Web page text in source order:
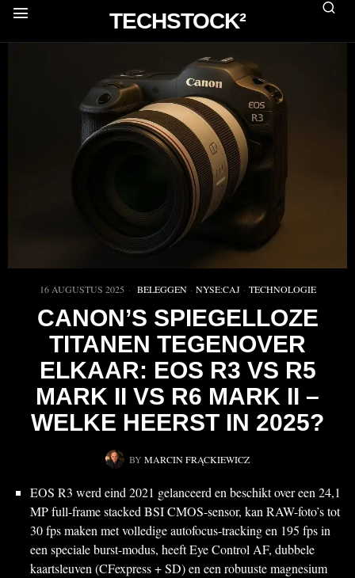
TECHSTOCK²
16 AUGUSTUS 2025 BELEGGEN · NYSE:CAJ · TECHNOLOGIE
CANON’S SPIEGELLOZE
TITANEN TEGENOVER
ELKAAR: EOS R3 VS R5
MARK II VS R6 MARK II –
WELKE HEERST IN 2025?
BY MARCIN FRĄCKIEWICZ
EOS R3 werd eind 2021 gelanceerd en beschikt over een 24,1
MP full-frame stacked BSI CMOS-sensor, kan RAW-foto’s tot
30 fps maken met volledige autofocus-tracking en 195 fps in
een speciale burst-modus, heeft Eye Control AF, dubbele
kaartsleuven (CFexpress + SD) en een robuuste magnesium